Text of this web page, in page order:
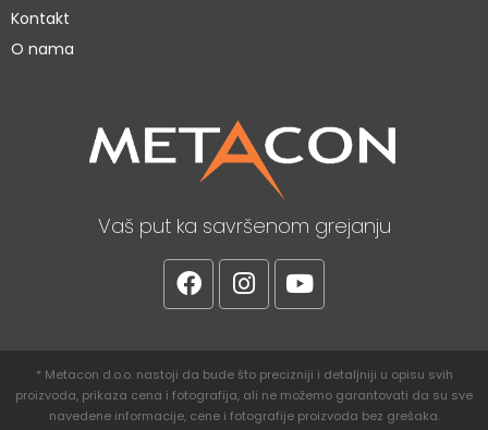
Kontakt
O nama
Vaš put ka savršenom grejanju
* Metacon d.o.o. nastoji da bude što precizniji i detaljniji u opisu svih
proizvoda, prikaza cena i fotografija, ali ne možemo garantovati da su sve
navedene informacije, cene i fotografije proizvoda bez grešaka.